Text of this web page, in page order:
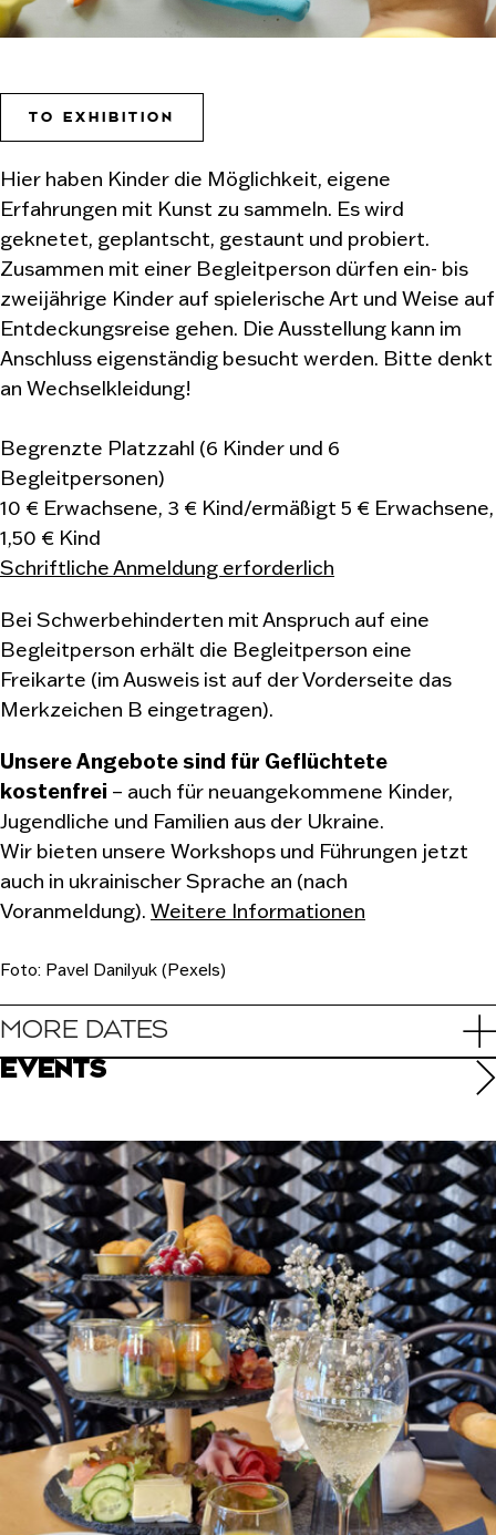
TO EXHIBITION
Hier haben Kinder die Möglichkeit, eigene
Erfahrungen mit Kunst zu sammeln. Es wird
geknetet, geplantscht, gestaunt und probiert.
Zusammen mit einer Begleitperson dürfen ein- bis
zweijährige Kinder auf spielerische Art und Weise auf
Entdeckungsreise gehen. Die Ausstellung kann im
Anschluss eigenständig besucht werden. Bitte denkt
an Wechselkleidung!
Begrenzte Platzzahl (6 Kinder und 6
Begleitpersonen)
10 € Erwachsene, 3 € Kind/ermäßigt 5 € Erwachsene,
1,50 € Kind
Schriftliche Anmeldung erforderlich
Bei Schwerbehinderten mit Anspruch auf eine
Begleitperson erhält die Begleitperson eine
Freikarte (im Ausweis ist auf der Vorderseite das
Merkzeichen B eingetragen).
Unsere Angebote sind für Geflüchtete
kostenfrei – auch für neuangekommene Kinder,
Jugendliche und Familien aus der Ukraine.
Wir bieten unsere Workshops und Führungen jetzt
auch in ukrainischer Sprache an (nach
Voranmeldung). Weitere Informationen
Foto: Pavel Danilyuk (Pexels)
MORE DATES
EVENTS